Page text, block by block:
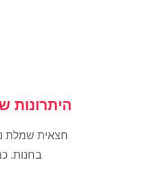
חצאית שמלת
בחנות.